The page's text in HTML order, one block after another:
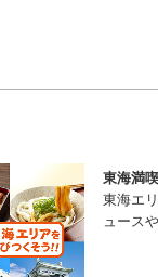
東海満
東海エ
ュース